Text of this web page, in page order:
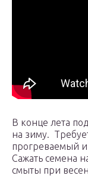
В конце лета
на зиму.
прогреваемый и
Сажать семена
смыты при